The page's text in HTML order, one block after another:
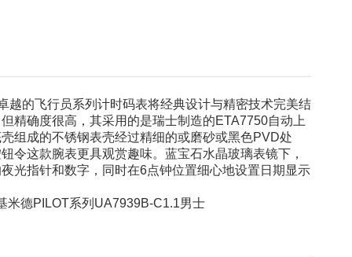
越的飞行员系列计时码表将经典设计与精密技术完美结
精确度很高，其采用的是瑞士制造的ETA7750自动上
组成的不锈钢表壳经过精细的或磨砂或黑色PVD处
令这款腕表更具观赏趣味。蓝宝石水晶玻璃表镜下，
光指针和数字，同时在6点钟位置细心地设置日期显示